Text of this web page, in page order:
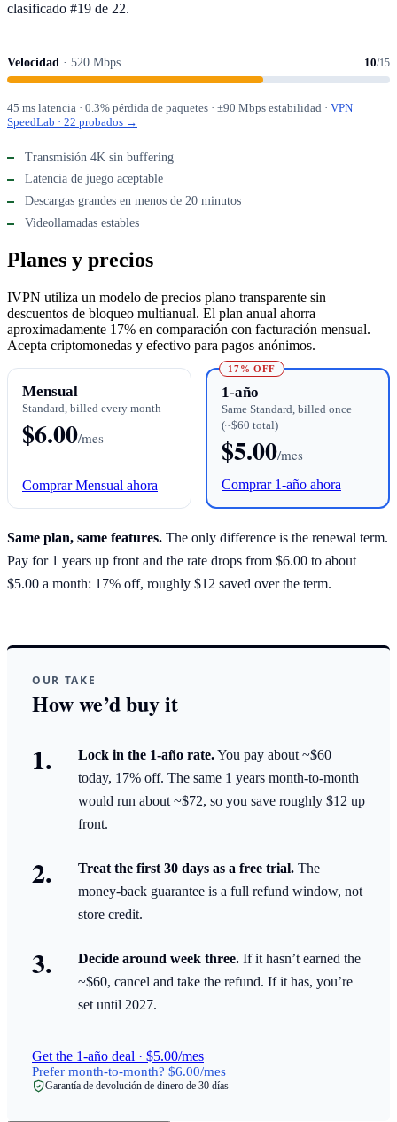
clasificado #19 de 22.
Velocidad · 520 Mbps 10/15
45 ms latencia · 0.3% pérdida de paquetes · ±90 Mbps estabilidad · VPN
SpeedLab · 22 probados →
Transmisión 4K sin buffering
Latencia de juego aceptable
Descargas grandes en menos de 20 minutos
Videollamadas estables
Planes y precios
IVPN utiliza un modelo de precios plano transparente sin
descuentos de bloqueo multianual. El plan anual ahorra
aproximadamente 17% en comparación con facturación mensual.
Acepta criptomonedas y efectivo para pagos anónimos.
Mensual
Standard, billed every month
$6.00/mes
Comprar Mensual ahora
17% OFF
1-año
Same Standard, billed once
(~$60 total)
$5.00/mes
Comprar 1-año ahora
Same plan, same features. The only difference is the renewal term.
Pay for 1 years up front and the rate drops from $6.00 to about
$5.00 a month: 17% off, roughly $12 saved over the term.
OUR TAKE
How we’d buy it
Lock in the 1-año rate.You pay about ~$60
today, 17% off. The same 1 years month-to-month
would run about ~$72, so you save roughly $12 up
front.
Treat the first 30 days as a free trial. The
money-back guarantee is a full refund window, not
store credit.
Decide around week three. If it hasn’t earned the
~$60, cancel and take the refund. If it has, you’re
set until 2027.
Get the 1-año deal · $5.00/mes
Prefer month-to-month? $6.00/mes
Garantía de devolución de dinero de 30 días